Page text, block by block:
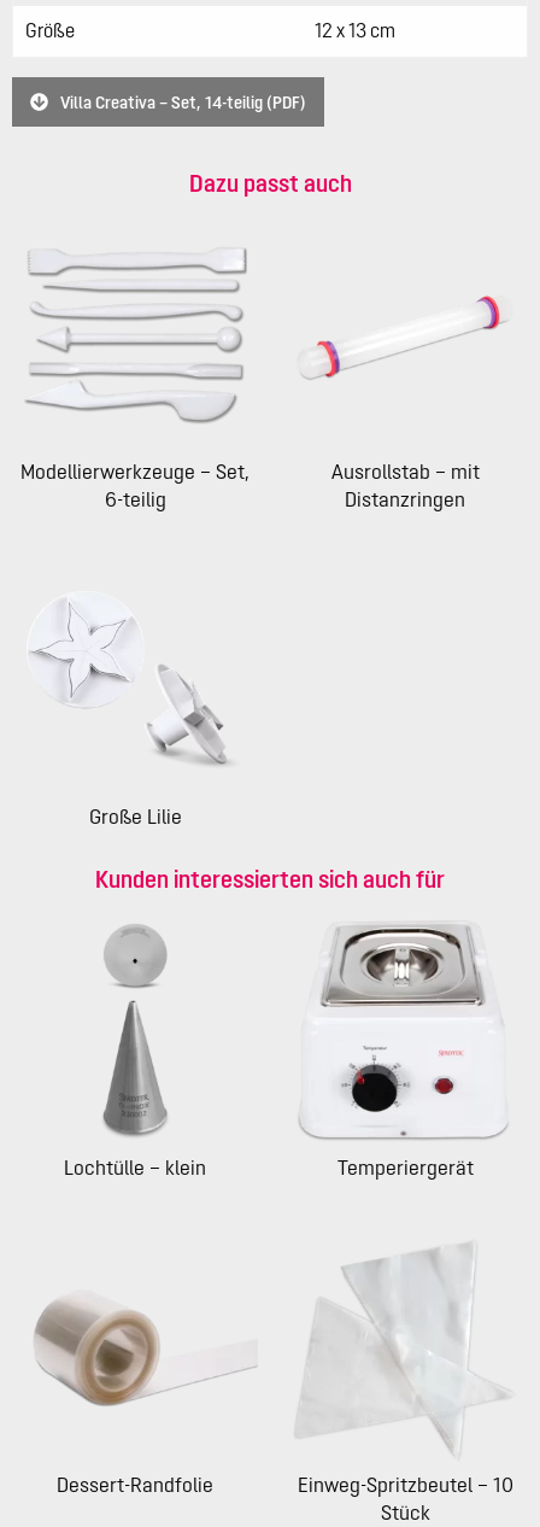
Größe 12 x 13 cm
Villa Creativa – Set, 14-teilig (PDF)
Dazu passt auch
Modellierwerkzeuge – Set,
6-teilig
Ausrollstab – mit
Distanzringen
Große Lilie
Kunden interessierten sich auch für
Lochtülle – klein Temperiergerät
Dessert-Randfolie
Einweg-Spritzbeutel – 10
Stück